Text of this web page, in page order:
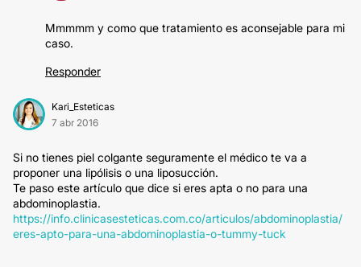
Mmmmm y como que tratamiento es aconsejable para mi
caso.
Responder
Kari_Esteticas
7 abr 2016
Si no tienes piel colgante seguramente el médico te va a
proponer una lipólisis o una liposucción.
Te paso este artículo que dice si eres apta o no para una
abdominoplastia.
https://info.clinicasesteticas.com.co/articulos/abdominoplastia/
eres-apto-para-una-abdominoplastia-o-tummy-tuck